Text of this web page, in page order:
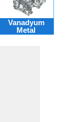
Vanadyum
Metal